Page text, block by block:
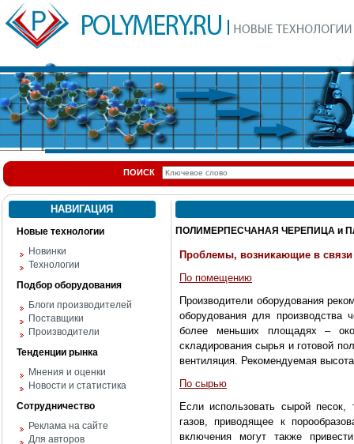
ПОИСК
НАВИГАЦИЯ
Новые технологии
Новинки
Технологии
Подбор оборудования
Блоги производителей
Поставщики
Производители
Тенденции рынка
Мнения и оценки
Новости и статистика
Сотрудничество
Реклама на сайте
Для авторов
ПОЛИМЕРПЕСЧАНАЯ ЧЕРЕПИЦА и
Проблемы, возникающие в
По помещению
Производители оборудования
оборудования для производства
более меньших площадях –
складирования сырья и готовой
вентиляция. Рекомендуемая
По сырью
Если использовать сырой песок,
газов, приводящее к
включения могут также